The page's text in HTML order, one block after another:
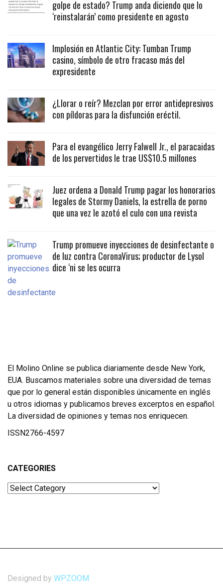
golpe de estado? Trump anda diciendo que lo
‘reinstalarán’ como presidente en agosto
Implosión en Atlantic City: Tumban Trump
casino, símbolo de otro fracaso más del
expresidente
¿Llorar o reír? Mezclan por error antidepresivos
con píldoras para la disfunción eréctil.
Para el evangélico Jerry Falwell Jr., el paracaidas
de los pervertidos le trae US$10.5 millones
Juez ordena a Donald Trump pagar los honorarios
legales de Stormy Daniels, la estrella de porno
que una vez le azotó el culo con una revista
Trump promueve inyecciones de desinfectante o
de luz contra CoronaVirus; productor de Lysol
dice ‘ni se les ocurra
El Molino Online se publica diariamente desde New York,
EUA. Buscamos materiales sobre una diversidad de temas
que por lo general están disponibles únicamente en inglés
u otros idiomas y publicamos breves excerptos en español.
La diversidad de opiniones y temas nos enriquecen.
ISSN2766-4597
CATEGORIES
Categories
Designed by WPZOOM